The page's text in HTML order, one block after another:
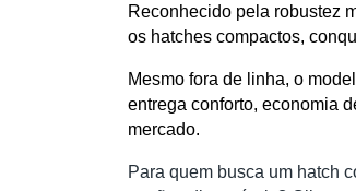
Reconhecido pela robustez
os hatches compactos,
Mesmo fora de linha, o
entrega conforto, economia
mercado.
Para quem busca um hatch